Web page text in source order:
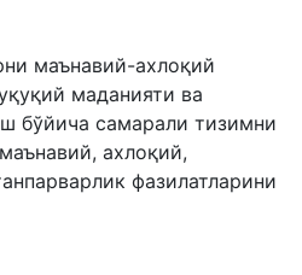
маънавий-ахлоқий
маданияти ва
бўйича самарали тизимни
ахлоқий,
фазилатларини